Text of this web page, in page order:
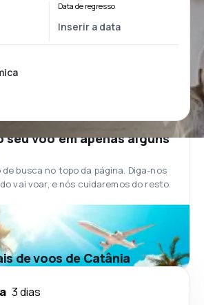
Data de regresso
seu voo em apenas alguns
de busca no topo da página. Diga-nos
vai voar, e nós cuidaremos do resto.
de voos de Catânia
3 dias